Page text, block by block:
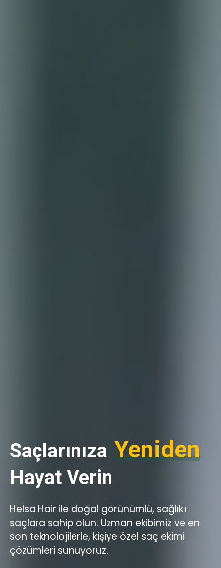
Saçlarınıza Yeniden
Hayat Verin
Helsa Hair ile doğal görünümlü, sağlıklı
saçlara sahip olun. Uzman ekibimiz ve en
son teknolojilerle, kişiye özel saç ekimi
çözümleri sunuyoruz.